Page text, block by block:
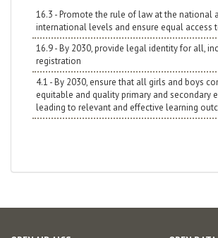
16.3 - Promote the rule of law at the national
international levels and ensure equal access
16.9 - By 2030, provide legal identity for all,
registration
4.1 - By 2030, ensure that all girls and boys
equitable and quality primary and secondary
leading to relevant and effective learning